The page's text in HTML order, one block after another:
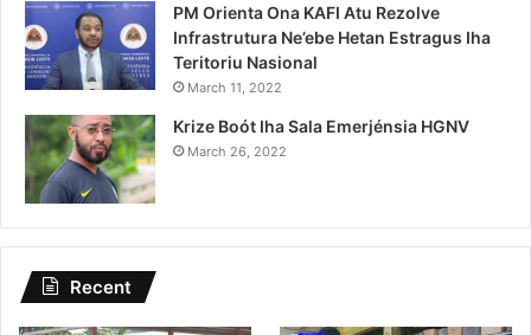
PM Orienta Ona KAFI Atu Rezolve
Infrastrutura Ne’ebe Hetan Estragus Iha
Teritoriu Nasional
March 11, 2022
Krize Boót Iha Sala Emerjénsia HGNV
March 26, 2022
Recent